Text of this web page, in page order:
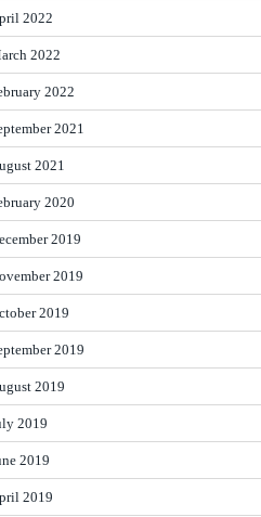
2022
2022
2022
2021
2021
2020
2019
2019
2019
2019
2019
2019
2019
2019